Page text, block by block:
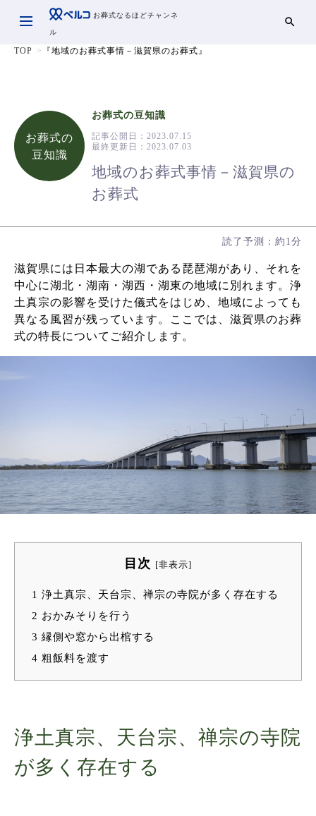
お葬式なるほどチャンネ
ル
TOP 『地域のお葬式事情－滋賀県のお葬式』
お葬式の
豆知識
お葬式の豆知識
記事公開日： 2023.07.15
最終更新日： 2023.07.03
地域のお葬式事情－滋賀県の
お葬式
読了予測：約1分
滋賀県には日本最大の湖である琵琶湖があり、それを
中心に湖北・湖南・湖西・湖東の地域に別れます。浄
土真宗の影響を受けた儀式をはじめ、地域によっても
異なる風習が残っています。ここでは、滋賀県のお葬
式の特長についてご紹介します。
目次 [非表示]
1 浄土真宗、天台宗、禅宗の寺院が多く存在する
2 おかみそりを行う
3 縁側や窓から出棺する
4 粗飯料を渡す
浄土真宗、天台宗、禅宗の寺院
が多く存在する